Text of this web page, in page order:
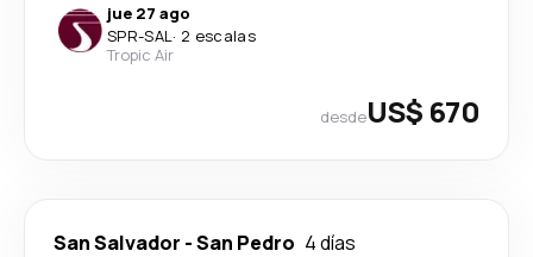
jue 27 ago
SPR-SAL· 2 escalas
Tropic Air
desdeUS$ 670
San Salvador -San Pedro 4 días